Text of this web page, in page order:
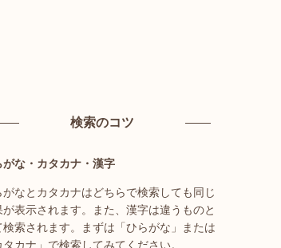
検索のコツ
がな・カタカナ・漢字
がなとカタカナはどちらで検索しても同じ
が表示されます。また、漢字は違うものと
検索されます。まずは「ひらがな」または
タカナ」で検索してみてください。